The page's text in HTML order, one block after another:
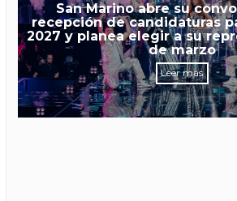
San Marino abre su
recepción de candidaturas
2027 y planea elegir a su
de marzo
Leer más